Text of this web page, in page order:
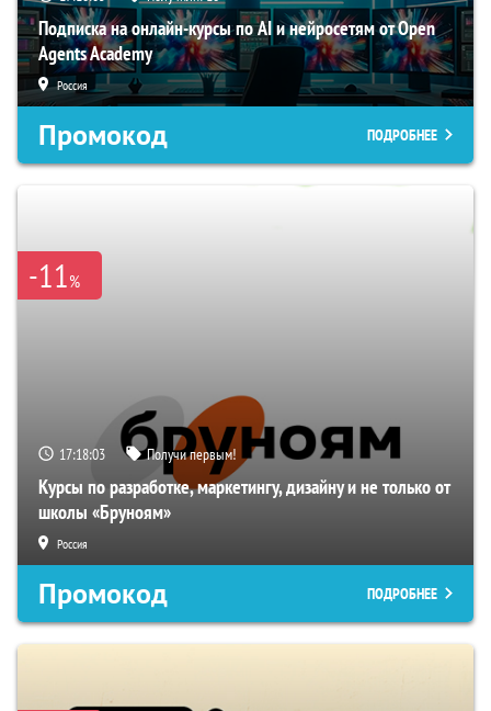
Подписка на онлайн-курсы по AI и нейросетям от Open
Agents Academy
Россия
Промокод ПОДРОБНЕЕ
-11%
17:18:02 Получи первым!
Курсы по разработке, маркетингу, дизайну и не только от
школы «Бруноям»
Россия
Промокод ПОДРОБНЕЕ